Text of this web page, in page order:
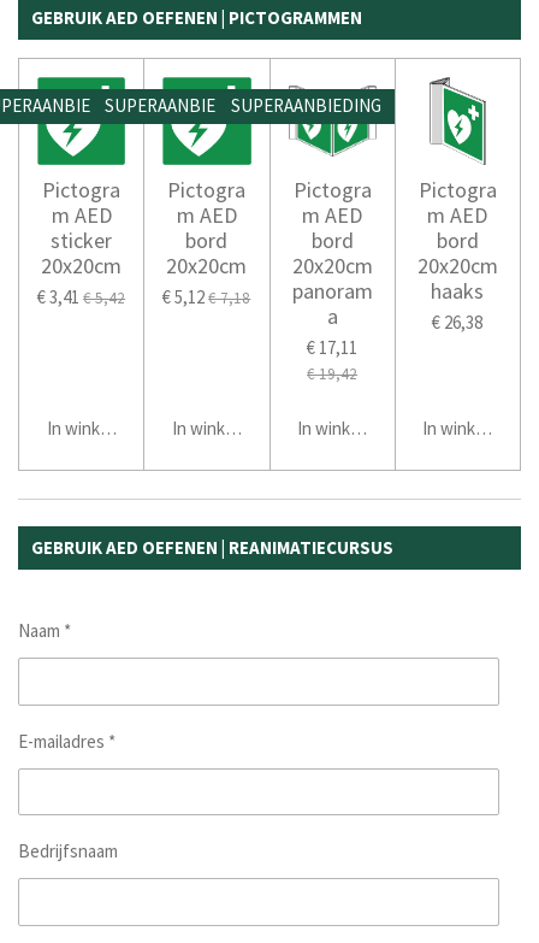
GEBRUIK AED OEFENEN | PICTOGRAMMEN
Pictogra
m AED
sticker
20x20cm
€ 3,41 € 5,42
In winkelwagen
SUPERAANBIEDING
Pictogra
m AED
bord
20x20cm
€ 5,12€ 7,18
In winkelwagen
SUPERAANBIEDING
Pictogra
m AED
bord
20x20cm
panoram
a
€ 17,11
€ 19,42
In winkelwagen
Pictogra
m AED
bord
20x20cm
haaks
€ 26,38
In winkelwagen
GEBRUIK AED OEFENEN | REANIMATIECURSUS
Naam *
E-mailadres *
Bedrijfsnaam